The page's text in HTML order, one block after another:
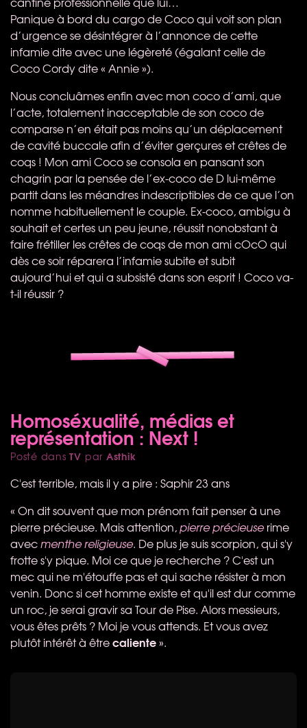
Panique à bord du cargo de Coco qui voit son plan
d’urgence se désintégrer à l’annonce de cette
infamie dite avec une légèreté (égalant celle de
Coco Cordy dite « Annie »).
Nous concluâmes enfin avec mon coco d’ami, que
l’acte, totalement inacceptable de son coco de
comparse n’en était pas moins qu’un déplacement
de cavité buccale afin d’éviter gerçures et crêtes de
coqs ! Mon ami Coco se consola en pansant son
chagrin par la pensée de l’ex-coco de D lui-même
partit dans les méandres indescriptibles de ce que l’on
nomme habituellement le couple. Ex-coco, ambigu à
souhait et certes un peu jeune, réussit nonobstant à
faire frétiller les crêtes de coqs de mon ami cOcO qui
dès ce soir réparera l’infamie subite et subit
aujourd’hui et qui a subsisté dans son esprit ! Coco va-
t-il réussir ?
Homoséxualité, médias et
représentation : Next !
Posté dansTV par Asthik
C'est terrible, mais il y a pire : Saphir 23 ans
« On dit souvent que mon prénom fait penser à une
pierre précieuse. Mais attention,pierre précieuserime
avecmenthe religieuse. De plus je suis scorpion, qui s'y
frotte s'y pique. Moi ce que je recherche ? C'est un
mec qui ne m'étouffe pas et qui sache résister à mon
venin. Donc si cet homme existe et qu'il est dur comme
un roc, je serai gravir sa Tour de Pise. Alors messieurs,
vous êtes prêts ? Moi je vous attends. Et vous avez
plutôt intérêt à êtrecaliente».